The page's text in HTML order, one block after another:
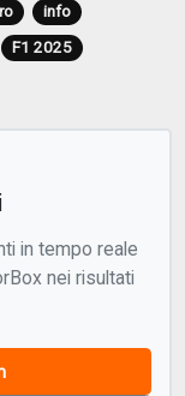
info
F1 2025
in tempo reale
nei risultati